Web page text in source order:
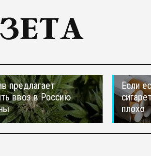
предлагает
ввоз в Россию
Если
плохо